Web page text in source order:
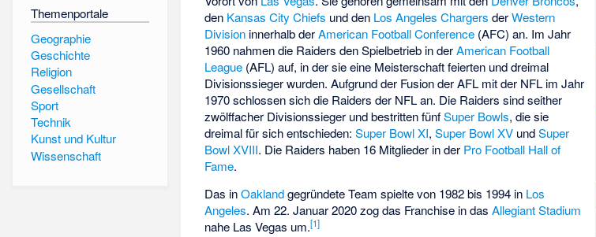
Themenportale
Geographie
Geschichte
Religion
Gesellschaft
Sport
Technik
Kunst und Kultur
Wissenschaft
den Kansas City Chiefs und den Los Angeles Chargers derWestern
Division innerhalb derAmerican Football Conference (AFC) an. Im Jahr
1960 nahmen die Raiders den Spielbetrieb in derAmerican Football
League (AFL) auf, in der sie eine Meisterschaft feierten und dreimal
Divisionssieger wurden. Aufgrund der Fusion der AFL mit der NFL im Jahr
1970 schlossen sich die Raiders der NFL an. Die Raiders sind seither
zwölffacher Divisionssieger und bestritten fünfSuper Bowls, die sie
dreimal für sich entschieden:Super Bowl XI,Super Bowl XV undSuper
Bowl XVIII. Die Raiders haben 16 Mitglieder in der Pro Football Hall of
Fame.
Das inOaklandgegründete Team spielte von 1982 bis 1994 in Los
Angeles. Am 22. Januar 2020 zog das Franchise in dasAllegiant Stadium
nahe Las Vegas um.[1]